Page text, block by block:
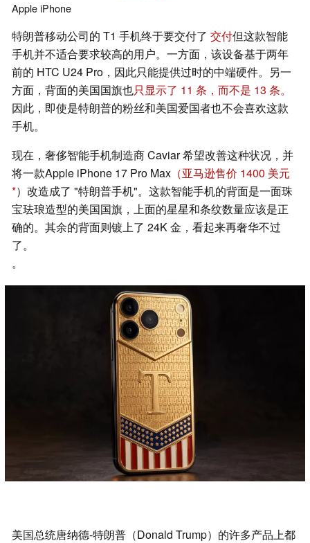
AppleiPhone
特朗普移动公司的 T1 手机终于要交付了 交付但这款智能
手机并不适合要求较高的用户。一方面，该设备基于两年
前的 HTC U24 Pro，因此只能提供过时的中端硬件。另一
方面，背面的美国国旗也只显示了 11 条，而不是 13 条。
因此，即使是特朗普的粉丝和美国爱国者也不会喜欢这款
手机。
现在，奢侈智能手机制造商 Caviar 希望改善这种状况，并
将一款Apple iPhone 17 Pro Max （亚马逊售价 1400 美元
）改造成了 "特朗普手机"。这款智能手机的背面是一面珠
宝珐琅造型的美国国旗，上面的星星和条纹数量应该是正
确的。其余的背面则镀上了 24K 金，看起来再奢华不过
了。
。
美国总统唐纳德-特朗普（Donald Trump）的许多产品上都